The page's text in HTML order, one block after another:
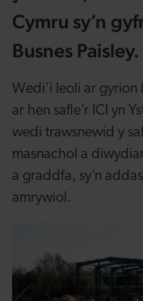
Cymru sy’n
Busnes Paisley.
Wedi’i leoli ar gyrion
ar hen safle’r ICI yn
wedi trawsnewid y
masnachol a
a graddfa, sy’n
amrywiol.